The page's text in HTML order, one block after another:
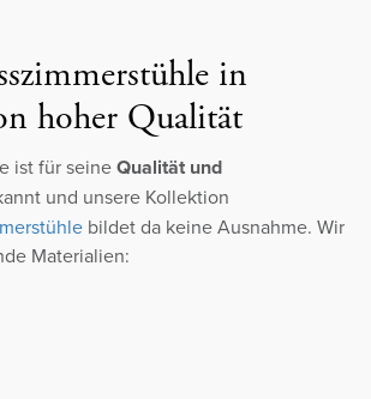
in
hoher Qualität
ist für seineQualität und
und unsere Kollektion
bildet da keine Ausnahme. Wir
Materialien: